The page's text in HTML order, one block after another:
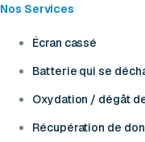
Nos Services
Écran cassé
Batterie qui se
Oxydation / dégât
Récupération de